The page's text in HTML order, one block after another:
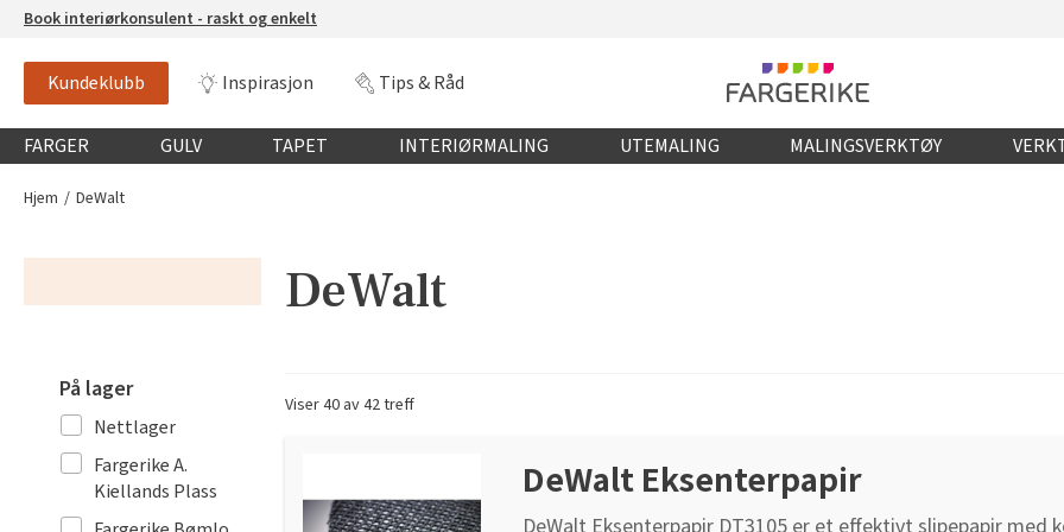
Book interiørkonsulent - raskt og enkelt
Kundeklubb Inspirasjon Tips & Råd
Globalnavigasjon mobil
FARGER GULV TAPET INTERIØRMALING UTEMALING MALINGSVERKTØY
Hjem DeWalt
På lager
Nettlager
Fargerike A.
Kiellands Plass
DeWalt
Viser 40 av 42 treff
DeWalt Eksenterpapir